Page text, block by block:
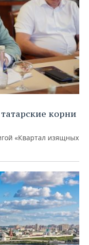
корни
«Квартал изящных